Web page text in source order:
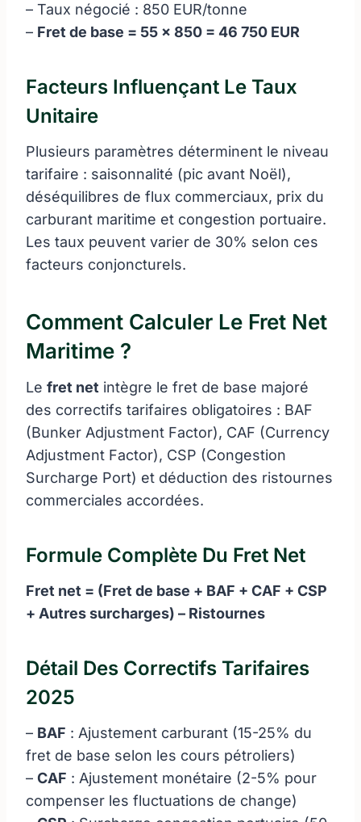
– Taux négocié : 850 EUR/tonne
– Fret de base = 55 × 850 = 46 750 EUR
Facteurs Influençant Le Taux
Unitaire
Plusieurs paramètres déterminent le niveau
tarifaire : saisonnalité (pic avant Noël),
déséquilibres de flux commerciaux, prix du
carburant maritime et congestion portuaire.
Les taux peuvent varier de 30% selon ces
facteurs conjoncturels.
Comment Calculer Le Fret Net
Maritime ?
Le fret net intègre le fret de base majoré
des correctifs tarifaires obligatoires : BAF
(Bunker Adjustment Factor), CAF (Currency
Adjustment Factor), CSP (Congestion
Surcharge Port) et déduction des ristournes
commerciales accordées.
Formule Complète Du Fret Net
Fret net = (Fret de base + BAF + CAF + CSP
+ Autres surcharges) – Ristournes
Détail Des Correctifs Tarifaires
2025
– BAF : Ajustement carburant (15-25% du
fret de base selon les cours pétroliers)
– CAF : Ajustement monétaire (2-5% pour
compenser les fluctuations de change)